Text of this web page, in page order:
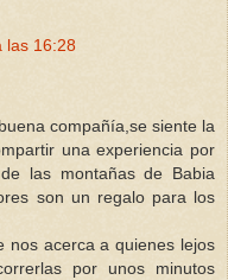
las 16:28
compañía,se siente la
una experiencia por
las montañas de Babia
son un regalo para los
nos acerca a quienes lejos
por unos minutos